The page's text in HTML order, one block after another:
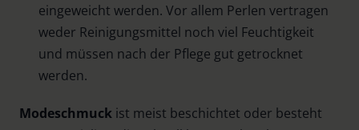
eingeweicht werden. Vor allem Perlen vertragen
weder Reinigungsmittel noch viel Feuchtigkeit
und müssen nach der Pflege gut getrocknet
werden.
Modeschmuck ist meist beschichtet oder besteht